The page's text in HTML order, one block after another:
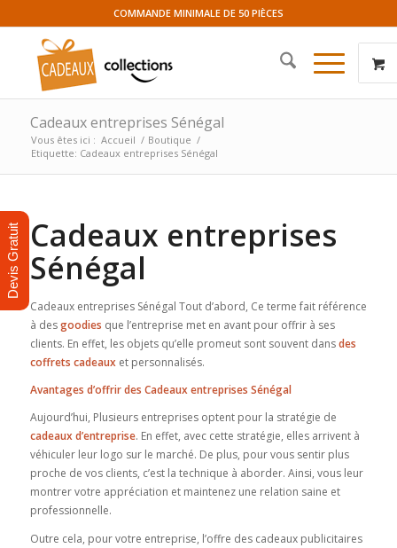
COMMANDE MINIMALE DE 50 PIÈCES
Cadeaux entreprises Sénégal
Vous êtes ici : Accueil / Boutique /
Etiquette: Cadeaux entreprises Sénégal
Cadeaux entreprises
Sénégal
Cadeaux entreprises Sénégal Tout d’abord, Ce terme fait référence
à desgoodies que l’entreprise met en avant pour offrir à ses
clients. En effet, les objets qu’elle promeut sont souvent dansdes
coffrets cadeauxet personnalisés.
Avantages d’offrir des Cadeaux entreprises Sénégal
Aujourd’hui, Plusieurs entreprises optent pour la stratégie de
cadeaux d’entreprise. En effet, avec cette stratégie, elles arrivent à
véhiculer leur logo sur le marché. De plus, pour vous sentir plus
proche de vos clients, c’est la technique à aborder. Ainsi, vous leur
montrer votre appréciation et maintenez une relation saine et
professionnelle.
Outre cela, pour votre entreprise, l’offre des cadeaux publicitaires
Devis Gratuit